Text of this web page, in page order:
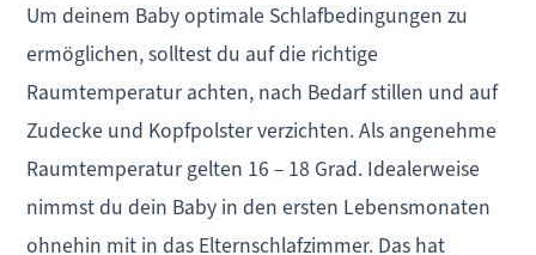
Um deinem Baby optimale Schlafbedingungen zu
ermöglichen, solltest du auf die richtige
Raumtemperatur achten, nach Bedarf stillen und auf
Zudecke und Kopfpolster verzichten. Als angenehme
Raumtemperatur gelten 16 – 18 Grad. Idealerweise
nimmst du dein Baby in den ersten Lebensmonaten
ohnehin mit in das Elternschlafzimmer. Das hat